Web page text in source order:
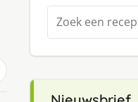
Zoeken
naar: